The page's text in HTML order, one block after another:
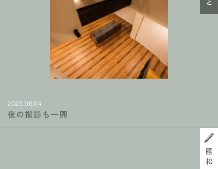
2023.06.04
夜の撮影も一興
國松